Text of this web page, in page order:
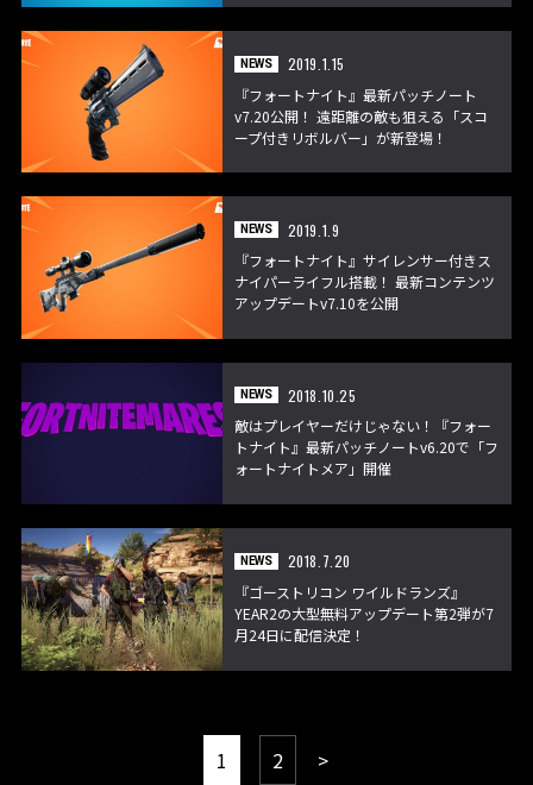
NEWS
2019.1.15
『フォートナイト』最新パッチノート
v7.20公開！ 遠距離の敵も狙える「スコ
ープ付きリボルバー」が新登場！
NEWS
2019.1.9
『フォートナイト』サイレンサー付きス
ナイパーライフル搭載！ 最新コンテンツ
アップデートv7.10を公開
NEWS
2018.10.25
敵はプレイヤーだけじゃない！『フォー
トナイト』最新パッチノートv6.20で「フ
ォートナイトメア」開催
NEWS
2018.7.20
『ゴーストリコン ワイルドランズ』
YEAR2の大型無料アップデート第2弾が7
月24日に配信決定！
1 2 >